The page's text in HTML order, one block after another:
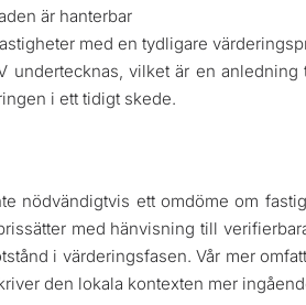
är hanterbar
med en tydligare
undertecknas, vilket är en anledning
i ett tidigt skede.
nödvändigtvis ett omdöme om
med hänvisning till
i värderingsfasen. Vår mer
den lokala kontexten mer